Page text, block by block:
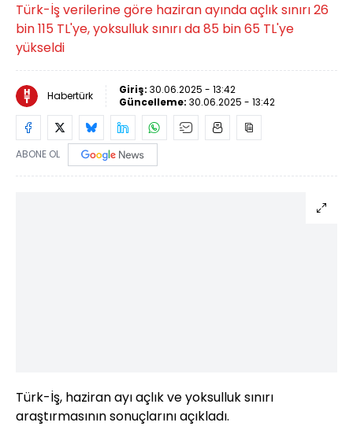
Türk-İş verilerine göre haziran ayında açlık sınırı 26
bin 115 TL'ye, yoksulluk sınırı da 85 bin 65 TL'ye
yükseldi
Habertürk Giriş: 30.06.2025 - 13:42
Güncelleme: 30.06.2025 - 13:42
ABONE OL
Türk-İş, haziran ayı açlık ve yoksulluk sınırı
araştırmasının sonuçlarını açıkladı.